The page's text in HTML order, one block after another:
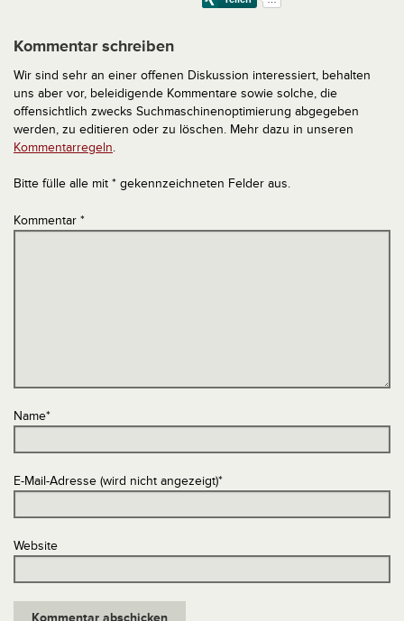
Kommentar schreiben
Wir sind sehr an einer offenen Diskussion interessiert, behalten
uns aber vor, beleidigende Kommentare sowie solche, die
offensichtlich zwecks Suchmaschinenoptimierung abgegeben
werden, zu editieren oder zu löschen. Mehr dazu in unseren
Kommentarregeln.
Bitte fülle alle mit * gekennzeichneten Felder aus.
Kommentar *
Name*
E-Mail-Adresse (wird nicht angezeigt)*
Website